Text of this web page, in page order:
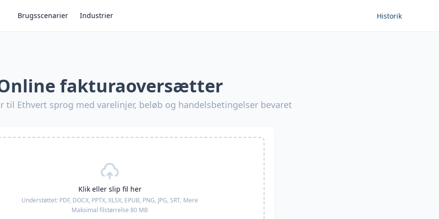
Brugsscenarier Industrier Historik
fakturaoversætter
til Ethvert sprog med varelinjer, beløb og handelsbetingelser bevaret
Klik eller slip fil her
Understøttet: PDF, DOCX, PPTX, XLSX, EPUB, PNG, JPG, SRT, Mere
Maksimal filstørrelse 80 MB